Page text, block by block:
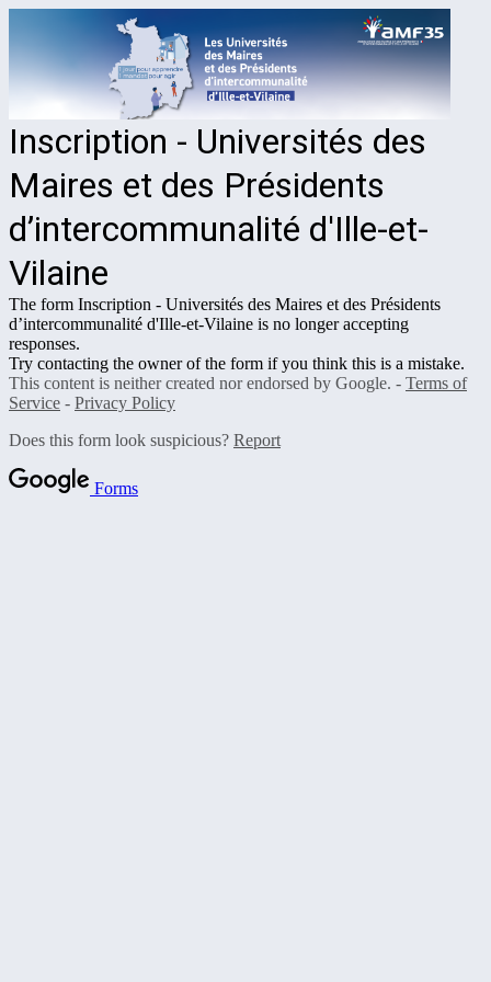
Inscription - Universités des
Maires et des Présidents
d’intercommunalité d'Ille-et-
Vilaine
The form Inscription - Universités des Maires et des Présidents
d’intercommunalité d'Ille-et-Vilaine is no longer accepting
responses.
Try contacting the owner of the form if you think this is a mistake.
This content is neither created nor endorsed by Google. - Terms of
Service - Privacy Policy
Does this form look suspicious? Report
Forms